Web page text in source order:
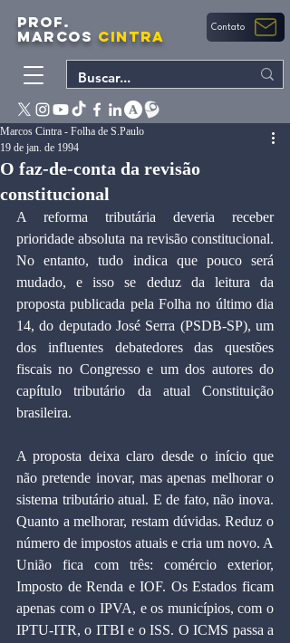
PROF.
MARCOS CINTRA Contato
O faz-de-conta da revisão
constitucional
Marcos Cintra - Folha de S.Paulo
19 de jan. de 1994
A reforma tributária deveria receber
prioridade absoluta na revisão constitucional.
No entanto, tudo indica que pouco será
mudado, e isso se deduz da leitura da
proposta publicada pela Folha no último dia
14, do deputado José Serra (PSDB-SP), um
dos influentes debatedores das questões
fiscais no Congresso e um dos autores do
capítulo tributário da atual Constituição
brasileira.
A proposta deixa claro desde o início que
não pretende inovar, mas apenas melhorar o
sistema tributário atual. E de fato, não inova.
Quanto a melhorar, restam dúvidas. Reduz o
número de impostos atuais e cria um novo. A
União fica com três: comércio exterior,
Imposto de Renda e IOF. Os Estados ficam
apenas com o IPVA, e os municípios, com o
IPTU-ITR, o ITBI e o ISS. O ICMS passa a